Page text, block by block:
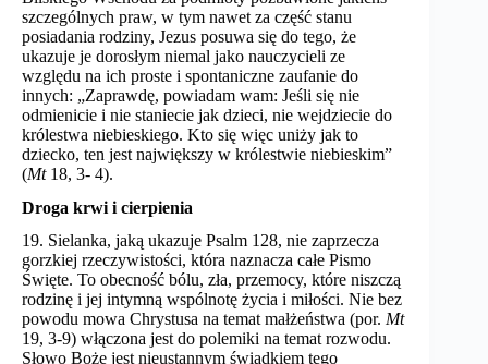
szczególnych praw, w tym nawet za część stanu
posiadania rodziny, Jezus posuwa się do tego, że
ukazuje je dorosłym niemal jako nauczycieli ze
względu na ich proste i spontaniczne zaufanie do
innych: „Zaprawdę, powiadam wam: Jeśli się nie
odmienicie i nie staniecie jak dzieci, nie wejdziecie do
królestwa niebieskiego. Kto się więc uniży jak to
dziecko, ten jest największy w królestwie niebieskim”
(Mt18, 3- 4).
Droga krwi i cierpienia
19. Sielanka, jaką ukazuje Psalm 128, nie zaprzecza
gorzkiej rzeczywistości, która naznacza całe Pismo
Święte. To obecność bólu, zła, przemocy, które niszczą
rodzinę i jej intymną wspólnotę życia i miłości. Nie bez
powodu mowa Chrystusa na temat małżeństwa (por. Mt
19, 3-9) włączona jest do polemiki na temat rozwodu.
Słowo Boże jest nieustannym świadkiem tego